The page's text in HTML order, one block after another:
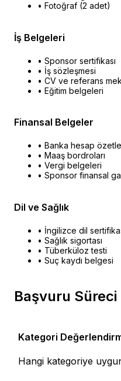
• Fotoğraf (2 adet)
İş Belgeleri
• Sponsor sertifikası
• İş sözleşmesi
• CV ve referans
• Eğitim belgeleri
Finansal Belgeler
• Banka hesap
• Maaş bordroları
• Vergi belgeleri
• Sponsor finansal
Dil ve Sağlık
• İngilizce dil
• Sağlık sigortası
• Tüberküloz testi
• Suç kaydı belgesi
Başvuru Süreci
Kategori
Hangi kategoriye